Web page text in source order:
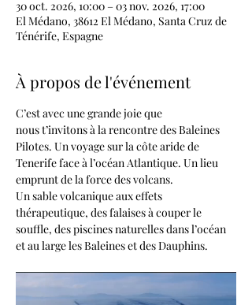
30 oct. 2026, 10:00 – 03 nov. 2026, 17:00
El Médano, 38612 El Médano, Santa Cruz de
Ténérife, Espagne
À propos de l'événement
C’est avec une grande joie que
nous t’invitons à la rencontre des Baleines
Pilotes. Un voyage sur la côte aride de
Tenerife face à l’océan Atlantique. Un lieu
emprunt de la force des volcans.
Un sable volcanique aux effets
thérapeutique, des falaises à couper le
souffle, des piscines naturelles dans l’océan
et au large les Baleines et des Dauphins.